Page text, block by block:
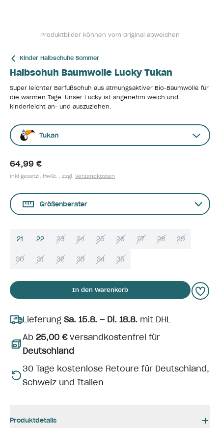
Produktbilder können vom Original abweichen
Kinder Halbschuhe Sommer
Halbschuh Baumwolle Lucky Tukan
Super leichter Barfußschuh aus atmungsaktiver Bio-Baumwolle für
die warmen Tage. Unser Lucky ist angenehm weich und
kinderleicht an- und auszuziehen.
Tukan
64,99 €
inkl gesetzl. MwSt. , zzgl. Versandkosten
Größenberater
21 22 23 24 25 26 27 28 29
30 31 32 33 34 35
In den Warenkorb
Lieferung Sa. 15.8. – Di. 18.8. mit DHL
Ab 25,00 €versandkostenfrei für
Deutschland
30 Tage kostenlose Retoure für Deutschland,
Schweiz und Italien
Produktdetails